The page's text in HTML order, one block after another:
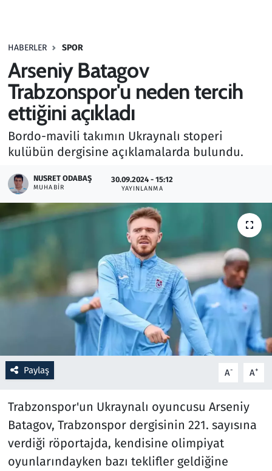
HABERLER SPOR
Arseniy Batagov
Trabzonspor'u neden tercih
ettiğini açıkladı
Bordo-mavili takımın Ukraynalı stoperi
kulübün dergisine açıklamalarda bulundu.
NUSRET ODABAŞ
MUHABIR
30.09.2024 - 15:12
YAYINLANMA
Paylaş A- A+
Trabzonspor'un Ukraynalı oyuncusu Arseniy
Batagov, Trabzonspor dergisinin 221. sayısına
verdiği röportajda, kendisine olimpiyat
oyunlarındayken bazı teklifler geldiğine
Haber
Kültür Sanat
Kurumsal Haberler
Lezzet Durağı
Memur ve Kamu
Otomobil
Oyun
Ramazan
Resmi İlanlar
Rüya Tabirleri
Sağlık
Seçim 2023
Spor